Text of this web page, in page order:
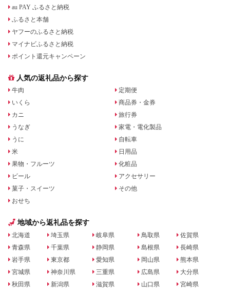
au PAY ふるさと納税
ふるさと本舗
ヤフーのふるさと納税
マイナビふるさと納税
ポイント還元キャンペーン
人気の返礼品から探す
牛肉
いくら
カニ
うなぎ
うに
米
果物・フルーツ
ビール
菓子・スイーツ
おせち
定期便
商品券・金券
旅行券
家電・電化製品
自転車
日用品
化粧品
アクセサリー
その他
地域から返礼品を探す
北海道
青森県
岩手県
宮城県
秋田県
埼玉県
千葉県
東京都
神奈川県
新潟県
岐阜県
静岡県
愛知県
三重県
滋賀県
鳥取県
島根県
岡山県
広島県
山口県
佐賀県
長崎県
熊本県
大分県
宮崎県